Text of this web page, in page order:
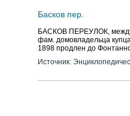
Басков пер.
БАСКОВ ПЕРЕУЛОК, между
фам. домовладельца
1898 продлен до
Источник: